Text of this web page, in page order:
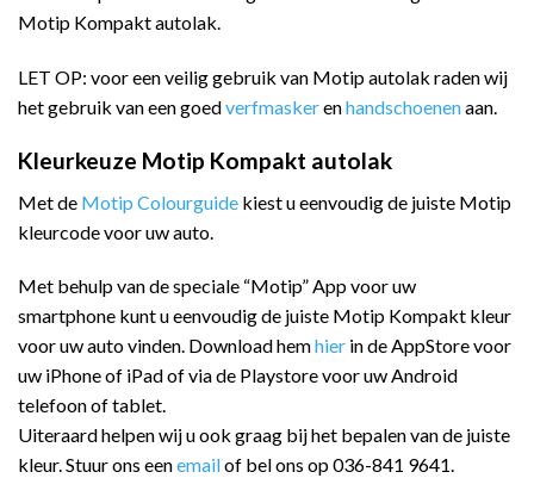
Motip Kompakt autolak.
LET OP: voor een veilig gebruik van Motip autolak raden wij
het gebruik van een goedverfmaskerenhandschoenenaan.
Kleurkeuze Motip Kompakt autolak
Met de Motip Colourguide kiest u eenvoudig de juiste Motip
kleurcode voor uw auto.
Met behulp van de speciale “Motip” App voor uw
smartphone kunt u eenvoudig de juiste Motip Kompakt kleur
voor uw auto vinden. Download hemhier in de AppStore voor
uw iPhone of iPad of via de Playstore voor uw Android
telefoon of tablet.
Uiteraard helpen wij u ook graag bij het bepalen van de juiste
kleur. Stuur ons eenemailof bel ons op 036-841 9641.